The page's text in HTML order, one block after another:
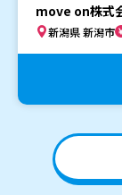
move on株式
新潟県 新潟市